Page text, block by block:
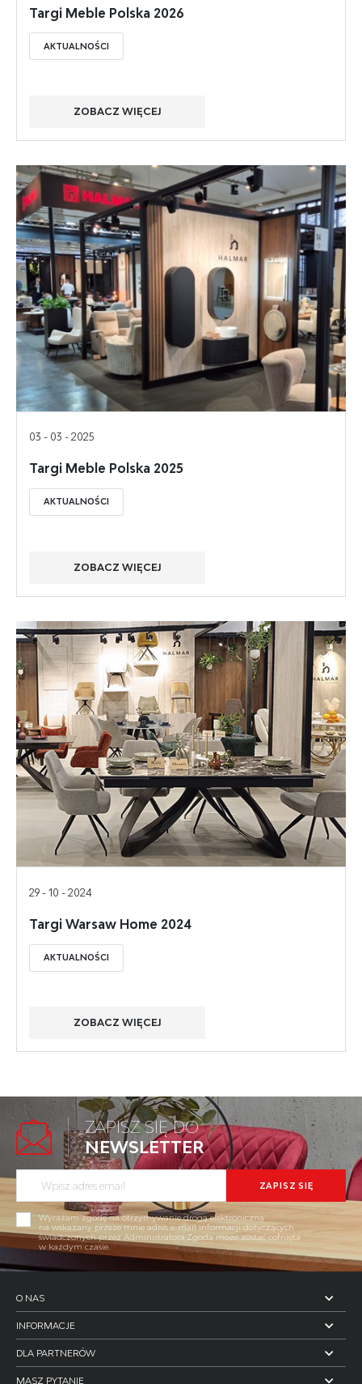
Targi Meble Polska 2026
AKTUALNOŚCI
ZOBACZ WIĘCEJ
03 - 03 - 2025
Targi Meble Polska 2025
AKTUALNOŚCI
ZOBACZ WIĘCEJ
29 - 10 - 2024
Targi Warsaw Home 2024
AKTUALNOŚCI
ZOBACZ WIĘCEJ
ZAPISZ SIĘ DO
NEWSLETTER
Wyrażam zgodę na otrzymywanie drogą elektroniczną
na wskazany przeze mnie adres e-mail informacji dotyczących
świadczonych przez Administratora.Zgoda może zostać cofnięta
w każdym czasie.
O NAS
INFORMACJE
DLA PARTNERÓW
MASZ PYTANIE